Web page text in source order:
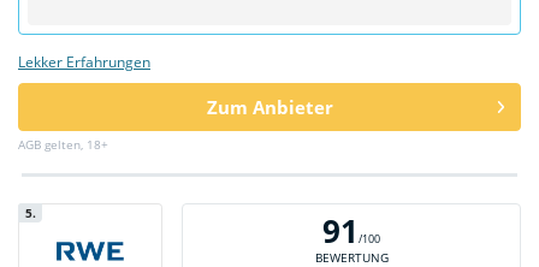
Lekker Erfahrungen
Zum Anbieter
AGB gelten, 18+
5. 91 /100
BEWERTUNG